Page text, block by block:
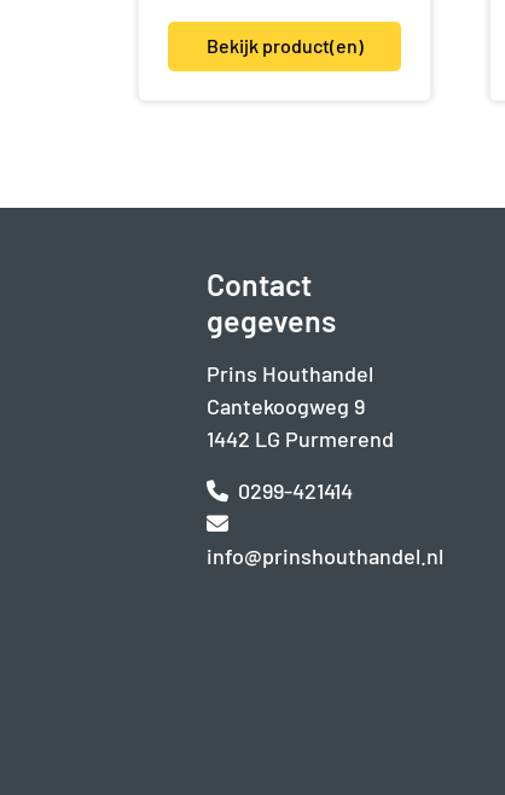
Bekijk product(en)
Contact
gegevens
Prins Houthandel
Cantekoogweg 9
1442 LG Purmerend
0299-421414
info@prinshouthandel.nl